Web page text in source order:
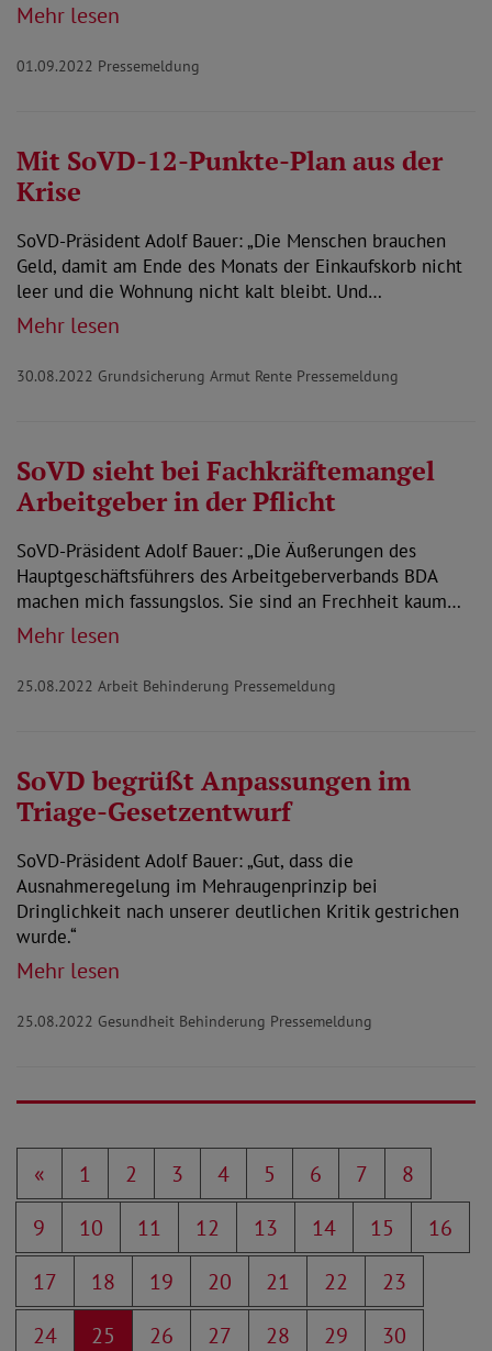
Mehr lesen
01.09.2022 Pressemeldung
Mit SoVD-12-Punkte-Plan aus der
Krise
SoVD-Präsident Adolf Bauer: „Die Menschen brauchen
Geld, damit am Ende des Monats der Einkaufskorb nicht
leer und die Wohnung nicht kalt bleibt. Und…
Mehr lesen
30.08.2022 Grundsicherung Armut Rente Pressemeldung
SoVD sieht bei Fachkräftemangel
Arbeitgeber in der Pflicht
SoVD-Präsident Adolf Bauer: „Die Äußerungen des
Hauptgeschäftsführers des Arbeitgeberverbands BDA
machen mich fassungslos. Sie sind an Frechheit kaum…
Mehr lesen
25.08.2022 Arbeit Behinderung Pressemeldung
SoVD begrüßt Anpassungen im
Triage-Gesetzentwurf
SoVD-Präsident Adolf Bauer: „Gut, dass die
Ausnahmeregelung im Mehraugenprinzip bei
Dringlichkeit nach unserer deutlichen Kritik gestrichen
wurde.“
Mehr lesen
25.08.2022 Gesundheit Behinderung Pressemeldung
« 1 2 3 4 5 6 7
8
9
10 11 12 13 14 15
16
17
18 19 20 21 22
23
24
25 26 27 28 29
30